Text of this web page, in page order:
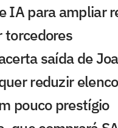
IA para ampliar
torcedores
saída de
reduzir
pouco prestígio